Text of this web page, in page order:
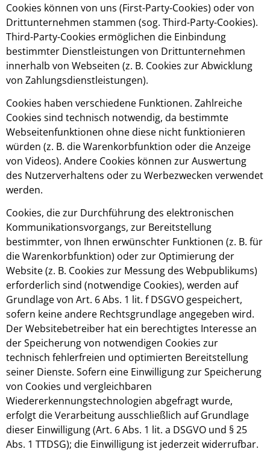
Cookies können von uns (First-Party-Cookies) oder von
Drittunternehmen stammen (sog. Third-Party-Cookies).
Third-Party-Cookies ermöglichen die Einbindung
bestimmter Dienstleistungen von Drittunternehmen
innerhalb von Webseiten (z. B. Cookies zur Abwicklung
von Zahlungsdienstleistungen).
Cookies haben verschiedene Funktionen. Zahlreiche
Cookies sind technisch notwendig, da bestimmte
Webseitenfunktionen ohne diese nicht funktionieren
würden (z. B. die Warenkorbfunktion oder die Anzeige
von Videos). Andere Cookies können zur Auswertung
des Nutzerverhaltens oder zu Werbezwecken verwendet
werden.
Cookies, die zur Durchführung des elektronischen
Kommunikationsvorgangs, zur Bereitstellung
bestimmter, von Ihnen erwünschter Funktionen (z. B. für
die Warenkorbfunktion) oder zur Optimierung der
Website (z. B. Cookies zur Messung des Webpublikums)
erforderlich sind (notwendige Cookies), werden auf
Grundlage von Art. 6 Abs. 1 lit. f DSGVO gespeichert,
sofern keine andere Rechtsgrundlage angegeben wird.
Der Websitebetreiber hat ein berechtigtes Interesse an
der Speicherung von notwendigen Cookies zur
technisch fehlerfreien und optimierten Bereitstellung
seiner Dienste. Sofern eine Einwilligung zur Speicherung
von Cookies und vergleichbaren
Wiedererkennungstechnologien abgefragt wurde,
erfolgt die Verarbeitung ausschließlich auf Grundlage
dieser Einwilligung (Art. 6 Abs. 1 lit. a DSGVO und § 25
Abs. 1 TTDSG); die Einwilligung ist jederzeit widerrufbar.